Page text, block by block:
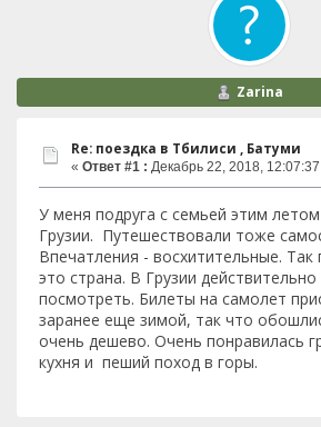
Zarina
Re: поездка в Тбилиси , Батуми
« Ответ #1 : Декабрь 22, 2018,
У меня подруга с семьей этим
Грузии. Путешествовали тоже
Впечатления - восхитительные. Так
это страна. В Грузии действительно
посмотреть. Билеты на самолет
заранее еще зимой, так что
очень дешево. Очень понравилась
кухня и пеший поход в горы.